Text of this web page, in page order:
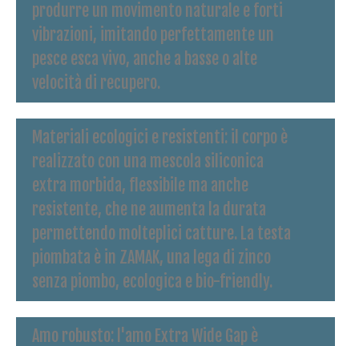
produrre un movimento naturale e forti
vibrazioni, imitando perfettamente un
pesce esca vivo, anche a basse o alte
velocità di recupero.
Materiali ecologici e resistenti: il corpo è
realizzato con una mescola siliconica
extra morbida, flessibile ma anche
resistente, che ne aumenta la durata
permettendo molteplici catture. La testa
piombata è in ZAMAK, una lega di zinco
senza piombo, ecologica e bio-friendly.
Amo robusto: l'amo Extra Wide Gap è